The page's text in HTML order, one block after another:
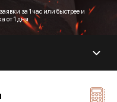
за 1 час или быстрее и
от 1 дня